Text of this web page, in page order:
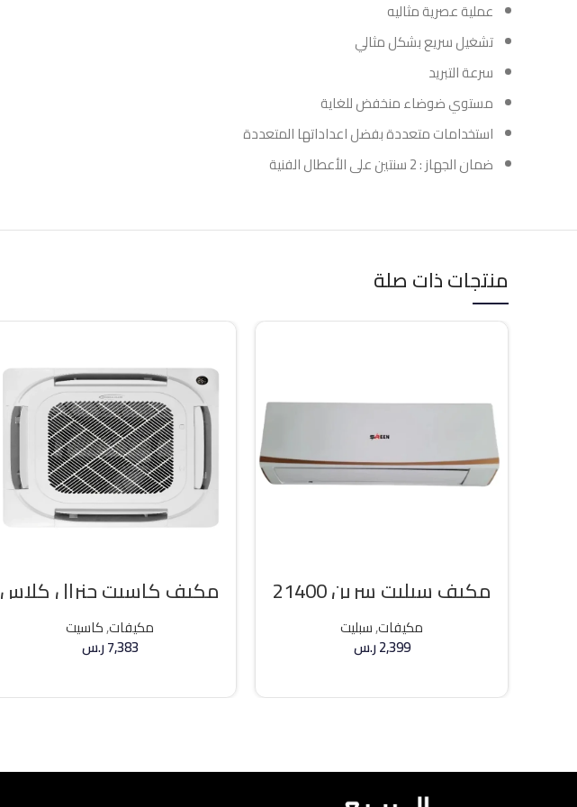
عملية عصرية مثاليه
تشغيل سريع بشكل مثالي
سرعة التبريد
مستوي ضوضاء منخفض للغاية
استخدامات متعددة بفضل اعداداتها المتعددة
ضمان الجهاز : 2 سنتين على الأعطال الفنية
منتجات ذات صلة
مكيف سبليت سرين 21400 وحده بارد
مكيفات,سبليت
2,399ر.س
مكيف كاسيت جنرال كلاس
36000 وحده حار / بارد
مكيفات,كاسيت
7,383ر.س